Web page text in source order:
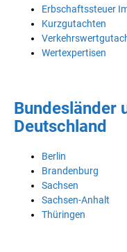
Erbschaftssteuer
Kurzgutachten
Wertexpertisen
Bundesländer
Deutschland
Berlin
Brandenburg
Sachsen
Sachsen-Anhalt
Thüringen